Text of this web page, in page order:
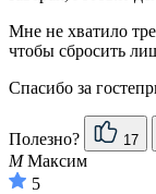
Мне не хватило
чтобы сбросить
Спасибо за
Полезно? 17
ММаксим
5